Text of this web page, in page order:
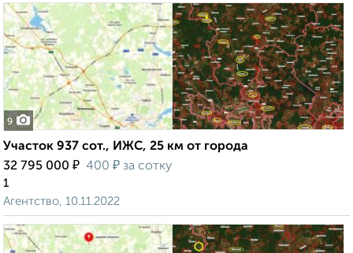
9
Участок 937 сот., ИЖС, 25 км от города
32 795 000 ₽ 400 ₽ за сотку
1
Агентство, 10.11.2022